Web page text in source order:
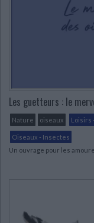
Les guetteurs : le
Nature oiseaux Loisirs
Oiseaux - Insectes
Un ouvrage pour les